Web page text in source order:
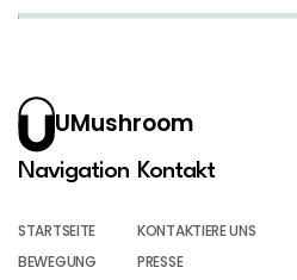
UMushroom
Navigation
STARTSEITE
BEWEGUNG
Kontakt
KONTAKTIERE UNS
PRESSE